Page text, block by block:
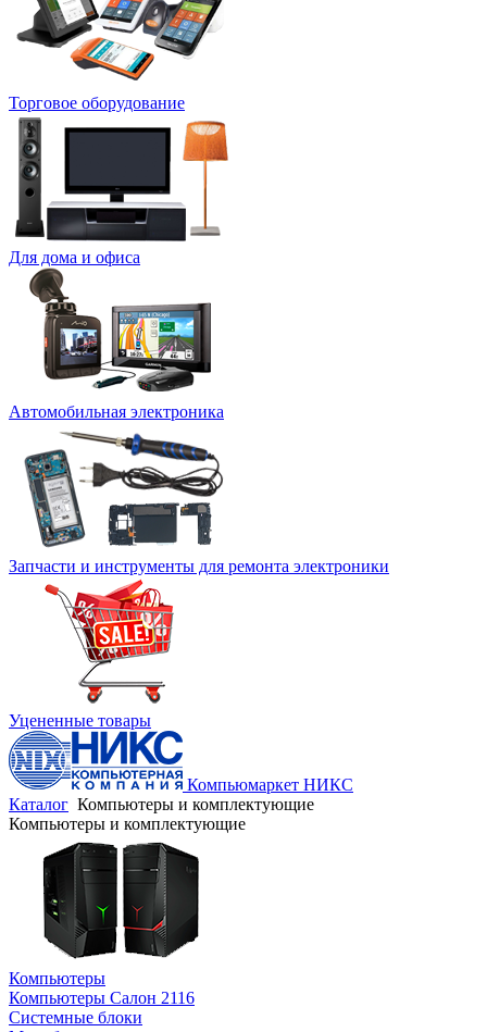
Торговое оборудование
Для дома и офиса
Автомобильная электроника
Запчасти и инструменты для ремонта электроники
Уцененные товары
Компьюмаркет НИКС
Каталог Компьютеры и комплектующие
Компьютеры и комплектующие
Компьютеры
Компьютеры Салон 2116
Системные блоки